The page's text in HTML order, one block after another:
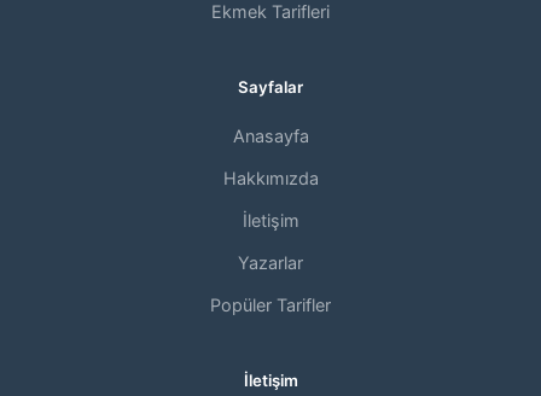
Ekmek Tarifleri
Sayfalar
Anasayfa
Hakkımızda
İletişim
Yazarlar
Popüler Tarifler
İletişim